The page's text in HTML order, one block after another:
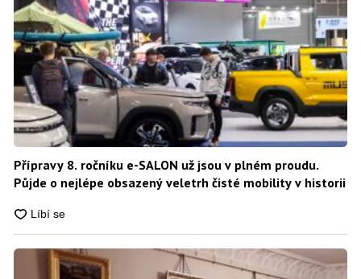
Přípravy 8. ročníku e-SALON už jsou v plném proudu.
Půjde o nejlépe obsazený veletrh čisté mobility v historii